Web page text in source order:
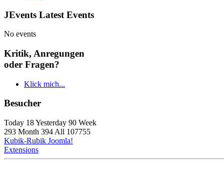
JEvents Latest Events
No events
Kritik, Anregungen
oder Fragen?
Klick mich...
Besucher
Today 18 Yesterday 90 Week
293 Month 394 All 107755
Kubik-Rubik Joomla!
Extensions